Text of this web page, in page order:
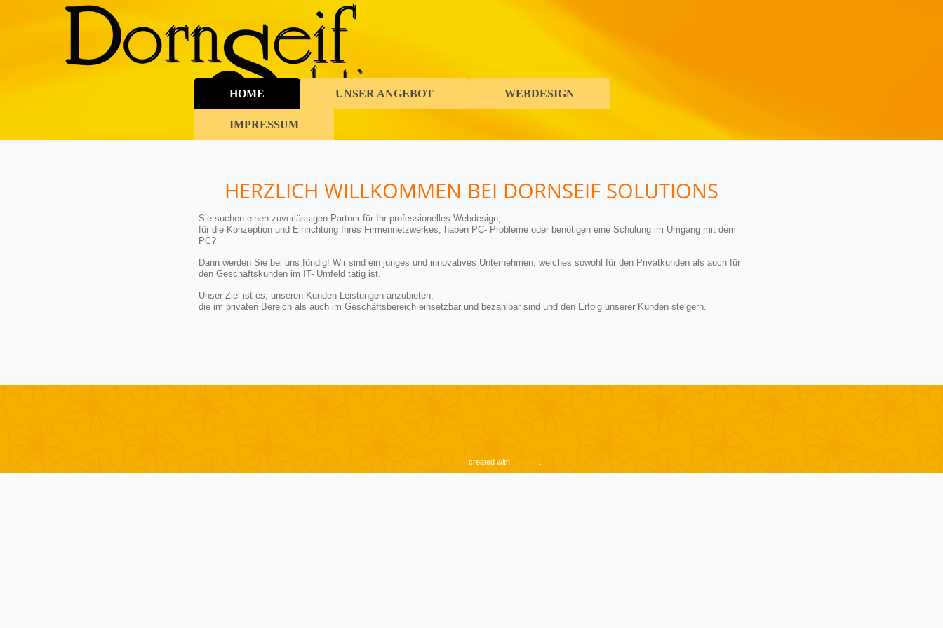
HOME UNSER ANGEBOT WEBDESIGN
IMPRESSUM
HERZLICH WILLKOMMEN BEI DORNSEIF SOLUTIONS
Sie suchen einen zuverlässigen Partner für Ihr professionelles Webdesign,
für die Konzeption und Einrichtung Ihres Firmennetzwerkes, haben PC- Probleme oder benötigen eine Schulung im Umgang mit dem
PC?
Dann werden Sie bei uns fündig! Wir sind ein junges und innovatives Unternehmen, welches sowohl für den Privatkunden als auch für
den Geschäftskunden im IT- Umfeld tätig ist.
Unser Ziel ist es, unseren Kunden Leistungen anzubieten,
die im privaten Bereich als auch im Geschäftsbereich einsetzbar und bezahlbar sind und den Erfolg unserer Kunden steigern.
created with